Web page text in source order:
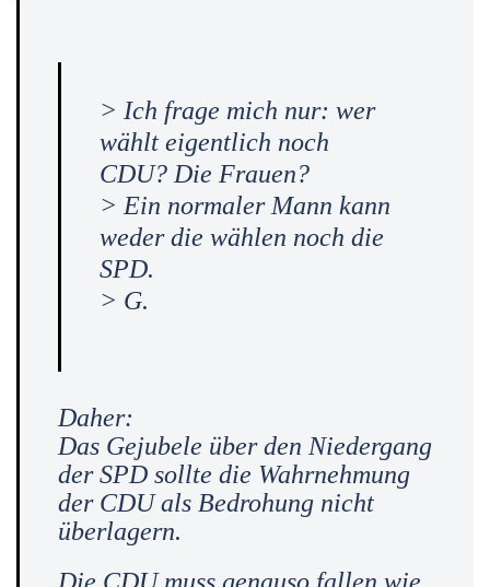
> Ich frage mich nur: wer
wählt eigentlich noch
CDU? Die Frauen?
> Ein normaler Mann kann
weder die wählen noch die
SPD.
> G.
Daher:
Das Gejubele über den Niedergang
der SPD sollte die Wahrnehmung
der CDUals Bedrohung nicht
überlagern.
Die CDU muss genauso fallen wie